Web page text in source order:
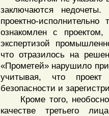
заключаются
проектно-
ознакомлен с
экспертизой
что отразилось на
«Прометей» нарушило
учитывая, что проект
безопасности и
Кроме того,
качестве третьего